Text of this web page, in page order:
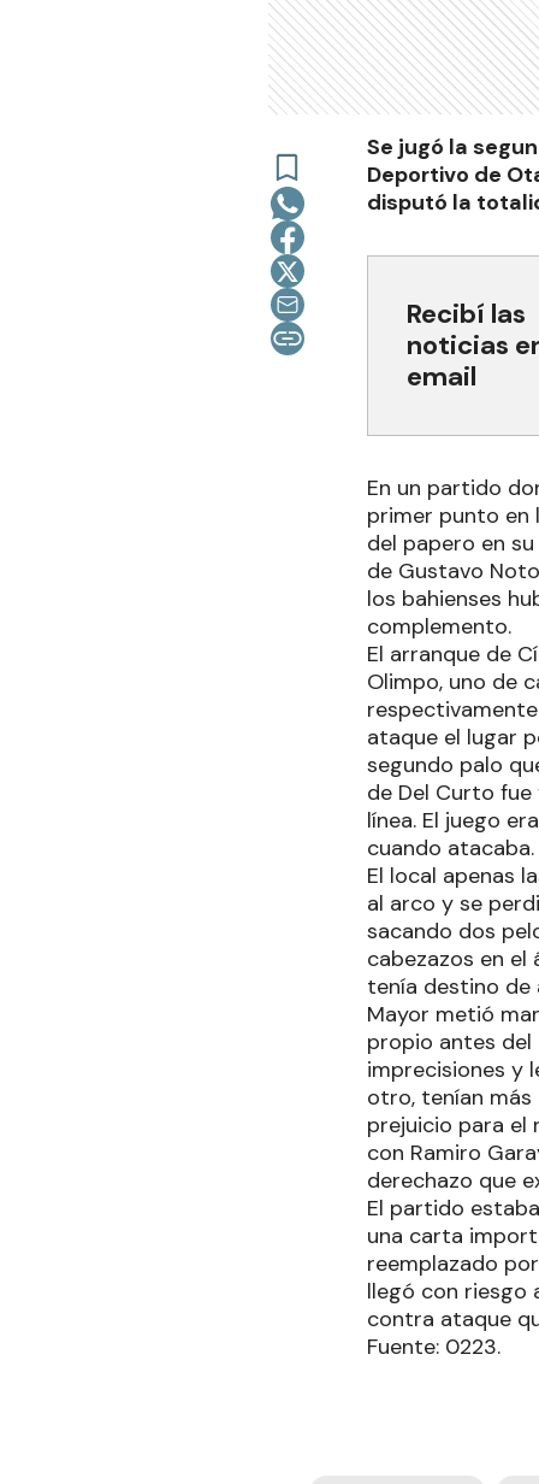
Se jugó la
Deportivo de
disputó la
Recibí las
noticias
email
En un partido
primer punto en
del papero en
de Gustavo
los bahienses
complemento.
El arranque de
Olimpo, uno de
ataque el lugar
segundo palo
de Del Curto
línea. El juego
cuando atacaba.
El local apenas
al arco y se
sacando dos
cabezazos en
tenía destino de
Mayor metió
propio antes del
imprecisiones y
otro, tenían
prejuicio para el
con Ramiro
derechazo que
El partido
una carta
reemplazado
llegó con riesgo
contra ataque
Fuente: 0223.